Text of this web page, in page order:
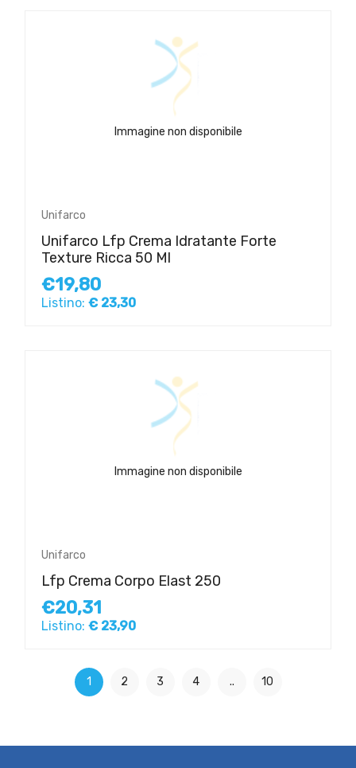
Immagine non disponibile
Unifarco
Unifarco Lfp Crema Idratante Forte
Texture Ricca 50 Ml
€19,80
Listino: € 23,30
Immagine non disponibile
Unifarco
Lfp Crema Corpo Elast 250
€20,31
Listino: € 23,90
1 2 3 4 .. 10